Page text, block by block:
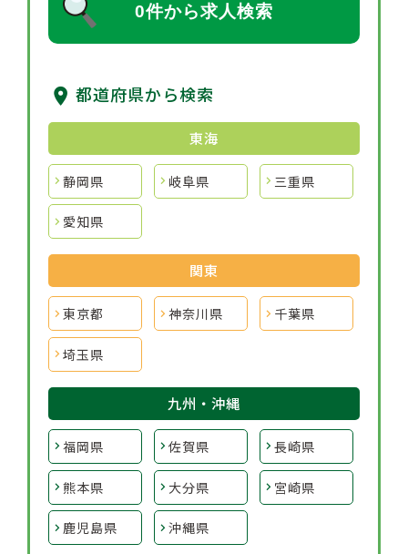
0件から求人検索
都道府県から検索
東海
静岡県 岐阜県 三重県
愛知県
関東
東京都 神奈川県 千葉県
埼玉県
九州・沖縄
福岡県 佐賀県 長崎県
熊本県 大分県 宮崎県
鹿児島県 沖縄県